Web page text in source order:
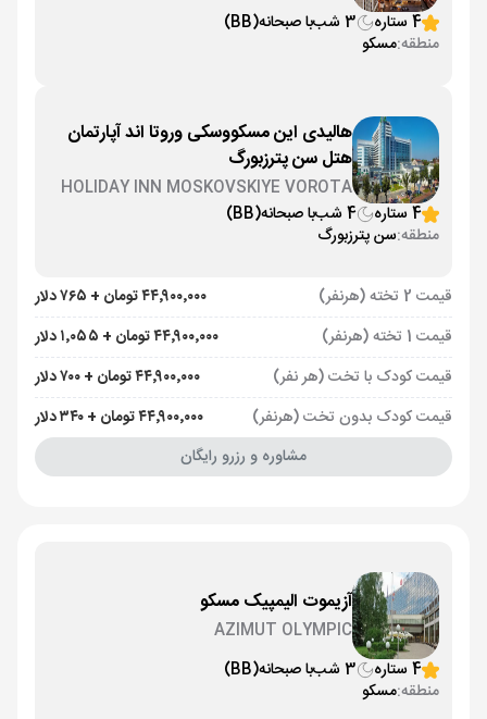
4 ستاره
3 شب با صبحانه(BB)
منطقه:مسکو
هالیدی این مسکووسکی وروتا اند آپارتمان
هتل سن پترزبورگ
HOLIDAY INN MOSKOVSKIYE VOROTA
AND APARTAMENTS
4 ستاره 4 شب با صبحانه(BB)
منطقه:سن پترزبورگ
قیمت 2 تخته (هرنفر)
۴۴٬۹۰۰٬۰۰۰ تومان + ۷۶۵ دلار
قیمت 1 تخته (هرنفر)
۴۴٬۹۰۰٬۰۰۰ تومان + ۱٬۰۵۵ دلار
قیمت کودک با تخت (هر نفر)
۴۴٬۹۰۰٬۰۰۰ تومان + ۷۰۰ دلار
قیمت کودک بدون تخت (هرنفر)
۴۴٬۹۰۰٬۰۰۰ تومان + ۳۴۰ دلار
مشاوره و رزرو رایگان
آزیموت الیمپیک مسکو
AZIMUT OLYMPIC
4 ستاره
3 شب با صبحانه(BB)
منطقه:مسکو